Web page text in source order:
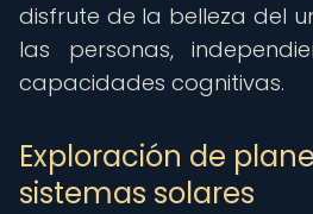
disfrute de la belleza del
las personas,
capacidades cognitivas.
Exploración de
sistemas solares